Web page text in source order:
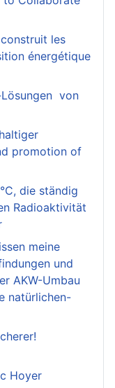
les
énergétique
von
promotion of
die ständig
Radioaktivität
meine
und
AKW-Umbau
natürlichen-
Hoyer